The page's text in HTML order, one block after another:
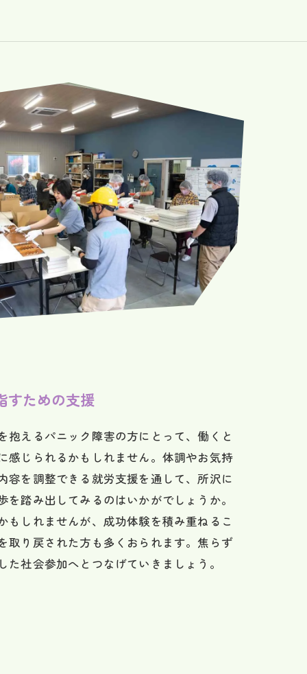
すための支援
抱えるパニック障害の方にとって、働くと
感じられるかもしれません。体調やお気持
容を調整できる就労支援を通して、所沢に
踏み出してみるのはいかがでしょうか。
もしれませんが、成功体験を積み重ねるこ
取り戻された方も多くおられます。焦らず
社会参加へとつなげていきましょう。